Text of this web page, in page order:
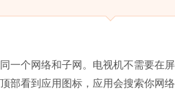
一个网络和子网。电视机不需要在
部看到应用图标，应用会搜索你网